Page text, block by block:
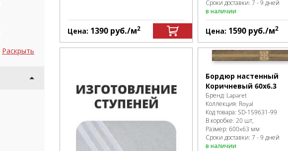
Раскрыть
Цена: 1390 руб./м2
Сроки доставки: 7 - 9 дней
в наличии
Цена: 1590 руб./м2
Бордюр настенный
Коричневый 60х6.3
Бренд: Laparet
Коллекция: Royal
Код товара:SD-159631-99
В коробке:20 шт,
Размер:600x63 мм
Сроки доставки: 7 - 9 дней
в наличии